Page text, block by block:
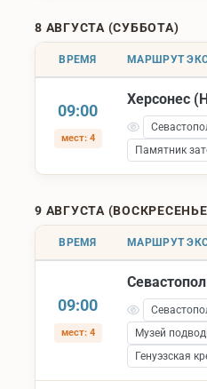
8 АВГУСТА (СУББОТА)
ВРЕМЯ МАРШРУТ
09:00
мест: 4
Херсонес
Памятник
9 АВГУСТА
ВРЕМЯ МАРШРУТ
09:00
мест: 4
Музей
Генуэзская